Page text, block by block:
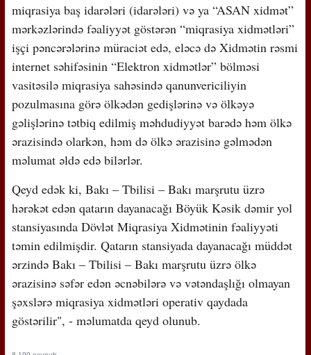
miqrasiya baş idarələri (idarələri) və ya “ASAN xidmət”
mərkəzlərində fəaliyyət göstərən “miqrasiya xidmətləri”
işçi pəncərələrinə müraciət edə, eləcə də Xidmətin rəsmi
internet səhifəsinin “Elektron xidmətlər” bölməsi
vasitəsilə miqrasiya sahəsində qanunvericiliyin
pozulmasına görə ölkədən gedişlərinə və ölkəyə
gəlişlərinə tətbiq edilmiş məhdudiyyət barədə həm ölkə
ərazisində olarkən, həm də ölkə ərazisinə gəlmədən
məlumat əldə edə bilərlər.
Qeyd edək ki, Bakı – Tbilisi – Bakı marşrutu üzrə
hərəkət edən qatarın dayanacağı Böyük Kəsik dəmir yol
stansiyasında Dövlət Miqrasiya Xidmətinin fəaliyyəti
təmin edilmişdir. Qatarın stansiyada dayanacağı müddət
ərzində Bakı – Tbilisi – Bakı marşrutu üzrə ölkə
ərazisinə səfər edən əcnəbilərə və vətəndaşlığı olmayan
şəxslərə miqrasiya xidmətləri operativ qaydada
göstərilir", - məlumatda qeyd olunub.